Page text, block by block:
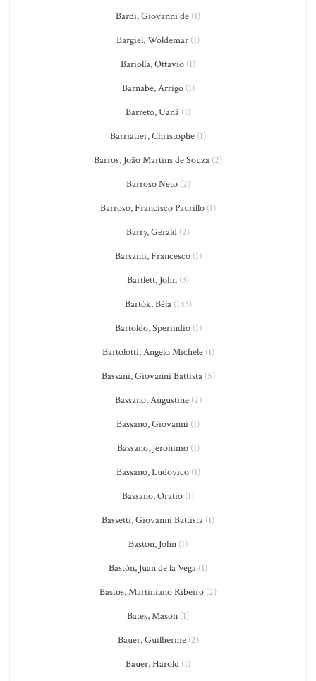
Bardi, Giovanni de (1)
Bargiel, Woldemar (1)
Bariolla, Ottavio (1)
Barnabé, Arrigo(1)
Barreto, Uaná (1)
Barriatier, Christophe (1)
Barros, João Martins de Souza (2)
Barroso Neto(2)
Barroso, Francisco Paurillo (1)
Barry, Gerald (2)
Barsanti, Francesco(1)
Bartlett, John (3)
Bartók, Béla(183)
Bartoldo, Sperindio(1)
Bartolotti, Angelo Michele(1)
Bassani, Giovanni Battista(5)
Bassano, Augustine(2)
Bassano, Giovanni (1)
Bassano, Jeronimo(1)
Bassano, Ludovico(1)
Bassano, Oratio (1)
Bassetti, Giovanni Battista (1)
Baston, John (1)
Bastón, Juan de la Vega (1)
Bastos, Martiniano Ribeiro (2)
Bates, Mason (1)
Bauer, Guilherme(2)
Bauer, Harold (1)